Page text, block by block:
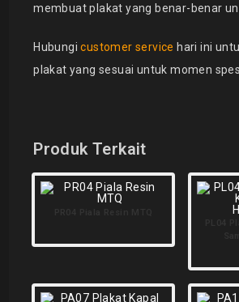
membuat plakat yang benar-benar
Hubungicustomer service hari ini
plakat yang sesuai untuk momen
Produk Terkait